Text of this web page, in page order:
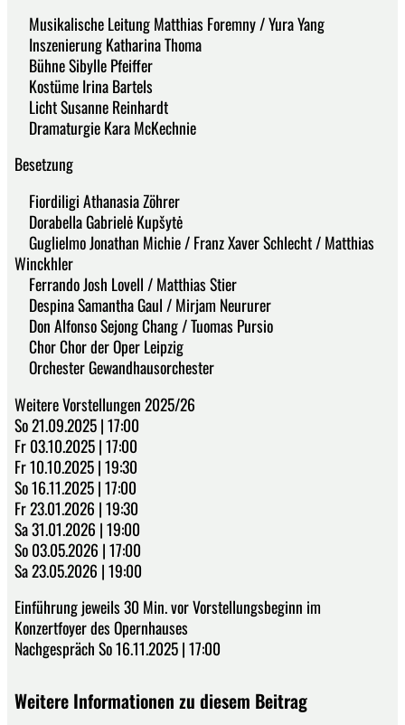
Musikalische Leitung Matthias Foremny / Yura Yang
Inszenierung Katharina Thoma
Bühne Sibylle Pfeiffer
Kostüme Irina Bartels
Licht Susanne Reinhardt
Dramaturgie Kara McKechnie
Besetzung
Fiordiligi Athanasia Zöhrer
Dorabella Gabrielė Kupšytė
Guglielmo Jonathan Michie / Franz Xaver Schlecht / Matthias
Winckhler
Ferrando Josh Lovell / Matthias Stier
Despina Samantha Gaul / Mirjam Neururer
Don Alfonso Sejong Chang / Tuomas Pursio
Chor Chor der Oper Leipzig
Orchester Gewandhausorchester
Weitere Vorstellungen 2025/26
So 21.09.2025 | 17:00
Fr 03.10.2025 | 17:00
Fr 10.10.2025 | 19:30
So 16.11.2025 | 17:00
Fr 23.01.2026 | 19:30
Sa 31.01.2026 | 19:00
So 03.05.2026 | 17:00
Sa 23.05.2026 | 19:00
Einführung jeweils 30 Min. vor Vorstellungsbeginn im
Konzertfoyer des Opernhauses
Nachgespräch So 16.11.2025 | 17:00
Weitere Informationen zu diesem Beitrag